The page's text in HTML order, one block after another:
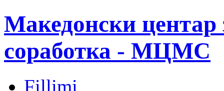
Македонски центар
соработка - МЦМС
Fillimi